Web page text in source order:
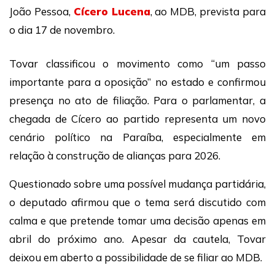
João Pessoa, Cícero Lucena, ao MDB, prevista para
o dia 17 de novembro.
Tovar classificou o movimento como “um passo
importante para a oposição” no estado e confirmou
presença no ato de filiação. Para o parlamentar, a
chegada de Cícero ao partido representa um novo
cenário político na Paraíba, especialmente em
relação à construção de alianças para 2026.
Questionado sobre uma possível mudança partidária,
o deputado afirmou que o tema será discutido com
calma e que pretende tomar uma decisão apenas em
abril do próximo ano. Apesar da cautela, Tovar
deixou em aberto a possibilidade de se filiar ao MDB.